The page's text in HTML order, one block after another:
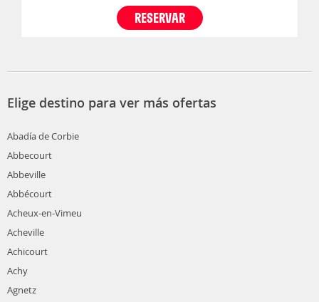
RESERVAR
Elige destino para ver más ofertas
Abadía de Corbie
Abbecourt
Abbeville
Abbécourt
Acheux-en-Vimeu
Acheville
Achicourt
Achy
Agnetz